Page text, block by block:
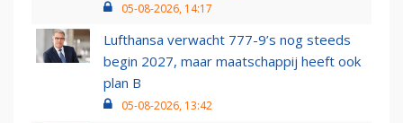
05-08-2026, 14:17
Lufthansa verwacht 777-9’s nog steeds
begin 2027, maar maatschappij heeft ook
plan B
05-08-2026, 13:42